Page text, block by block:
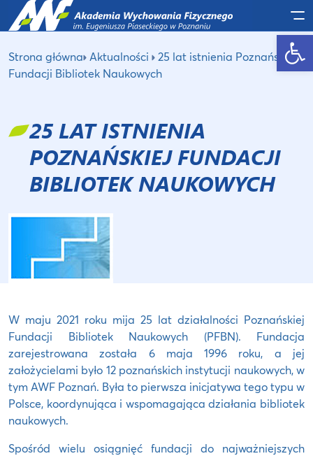
Otwórz pasek narzędzi
Strona główna Aktualności
25 lat istnienia Poznańskiej
Fundacji Bibliotek Naukowych
25 LAT ISTNIENIA
POZNAŃSKIEJ FUNDACJI
BIBLIOTEK NAUKOWYCH
W maju 2021 roku mija 25 lat działalności Poznańskiej
Fundacji Bibliotek Naukowych (PFBN). Fundacja
zarejestrowana została 6 maja 1996 roku, a jej
założycielami było 12 poznańskich instytucji naukowych, w
tym AWF Poznań. Była to pierwsza inicjatywa tego typu w
Polsce, koordynująca i wspomagająca działania bibliotek
naukowych.
Spośród wielu osiągnięć fundacji do najważniejszych